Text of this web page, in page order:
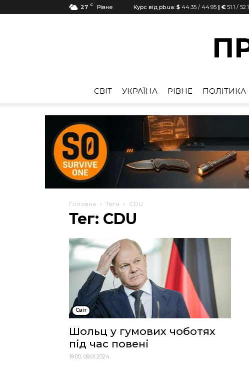
27 C Рівне Курс від pb.ua: $ 44.35 / 44.95 | € 51.1 / 52.1
CВІТ УКРАЇНА РІВНЕ ПОЛІТИКА
Головна Теги CDU
Тег: CDU
Cвіт
Шольц у гумових чоботях
під час повені
19:00, 08.01.2024